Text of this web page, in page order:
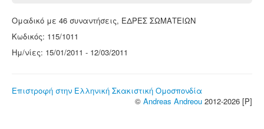
Ομαδικό με 46 συναντήσεις, ΕΔΡΕΣ ΣΩΜΑΤΕΙΩΝ
Κωδικός: 115/1011
Ημ/νίες: 15/01/2011 - 12/03/2011
Επιστροφή στην Ελληνική Σκακιστική Ομοσπονδία
© Andreas Andreou 2012-2026 [P]